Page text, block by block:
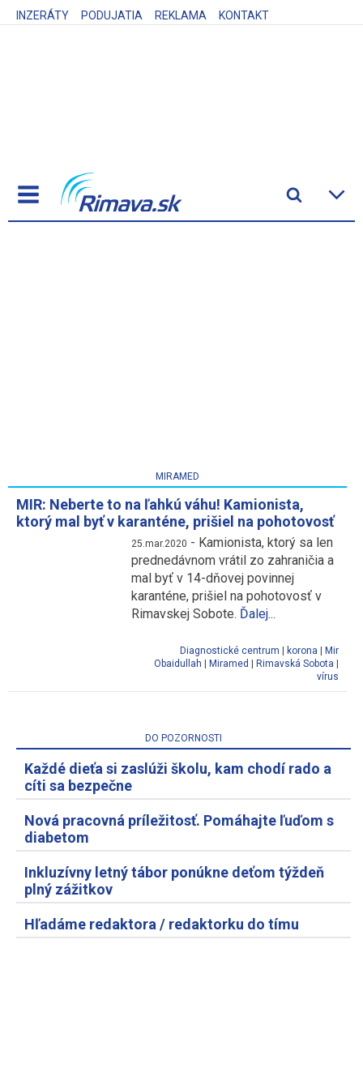
INZERÁTY PODUJATIA REKLAMA KONTAKT
MIRAMED
MIR: Neberte to na ľahkú váhu! Kamionista,
ktorý mal byť v karanténe, prišiel na pohotovosť
25.mar.2020 - Kamionista, ktorý sa len
prednedávnom vrátil zo zahraničia a
mal byť v 14-dňovej povinnej
karanténe, prišiel na pohotovosť v
Rimavskej Sobote. Ďalej...
Diagnostické centrum korona
Mir
Obaidullah
Miramed Rimavská Sobota
vírus
DO POZORNOSTI
Každé dieťa si zaslúži školu, kam chodí rado a
cíti sa bezpečne
Nová pracovná príležitosť. Pomáhajte ľuďom s
diabetom
Inkluzívny letný tábor ponúkne deťom týždeň
plný zážitkov
Hľadáme redaktora / redaktorku do tímu